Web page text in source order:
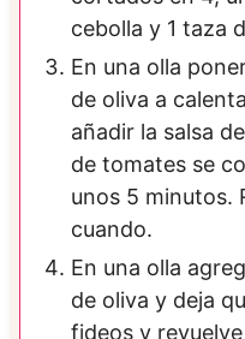
cebolla y 1 taza
En una olla
de oliva a
añadir la salsa
de tomates se
unos 5 minutos.
cuando.
En una olla
de oliva y deja
fideos y